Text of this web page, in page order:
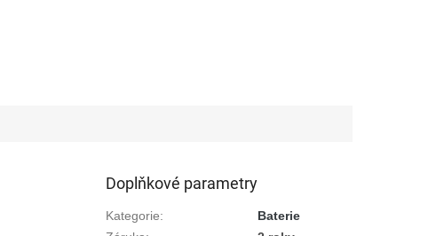
Doplňkové parametry
Kategorie:
Baterie